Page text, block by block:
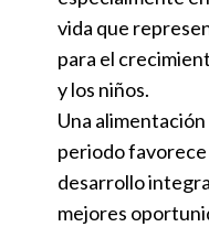
vida que
para el
y los niños.
Una
periodo
desarrollo
mejores